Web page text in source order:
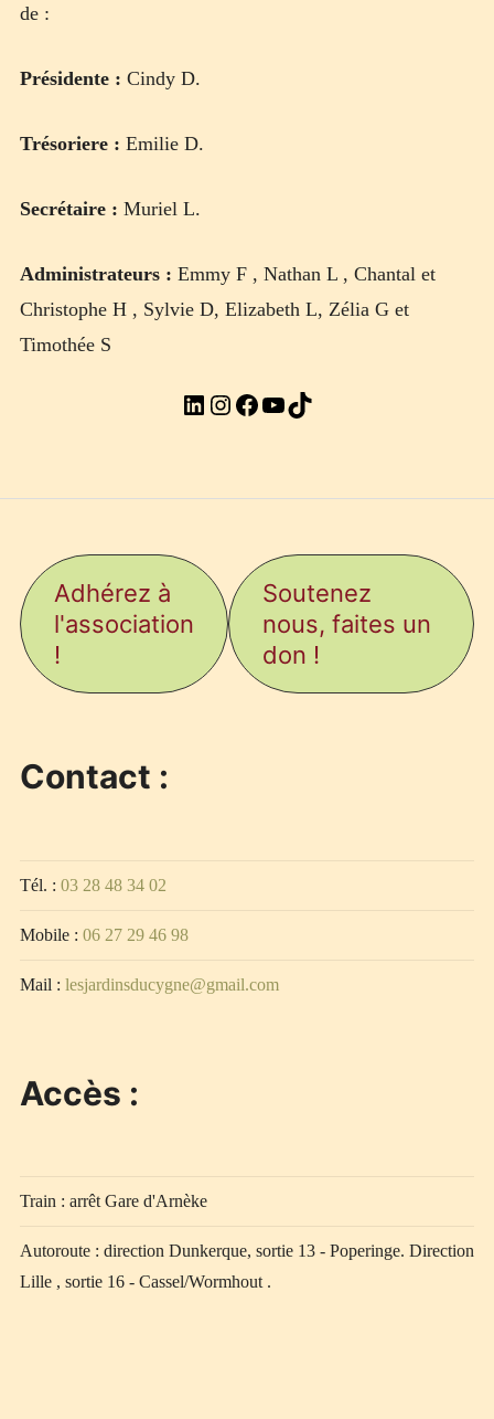
de :
Présidente : Cindy D.
Trésoriere : Emilie D.
Secrétaire : Muriel L.
Administrateurs : Emmy F , Nathan L , Chantal et
Christophe H , Sylvie D, Elizabeth L, Zélia G et
Timothée S
LinkedIn
Instagram
Facebook
YouTube
TikTok
Adhérez à
l'association
!
Soutenez
nous, faites un
don !
Contact :
Tél. : 03 28 48 34 02
Mobile : 06 27 29 46 98
Mail : lesjardinsducygne@gmail.com
Accès :
Train : arrêt Gare d'Arnèke
Autoroute : direction Dunkerque, sortie 13 - Poperinge. Direction
Lille , sortie 16 - Cassel/Wormhout .